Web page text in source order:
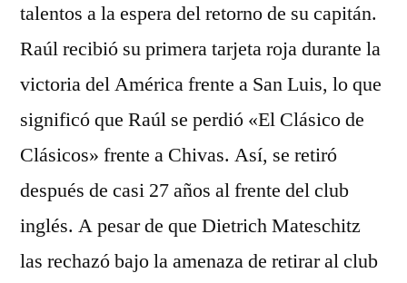
talentos a la espera del retorno de su capitán.
Raúl recibió su primera tarjeta roja durante la
victoria del América frente a San Luis, lo que
significó que Raúl se perdió «El Clásico de
Clásicos» frente a Chivas. Así, se retiró
después de casi 27 años al frente del club
inglés. A pesar de que Dietrich Mateschitz
las rechazó bajo la amenaza de retirar al club